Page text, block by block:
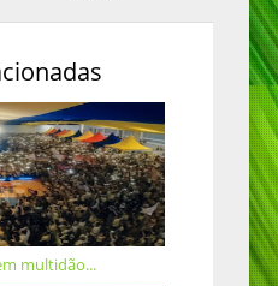
multidão...